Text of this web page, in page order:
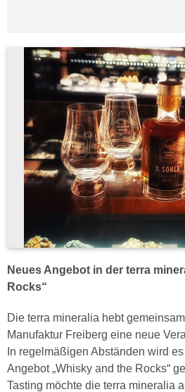
Neues Angebot in der terra
Rocks“
Die terra mineralia hebt
Manufaktur Freiberg eine neue
In regelmäßigen Abständen wird
Angebot „Whisky and the Rocks“
Tasting möchte die terra mineralia